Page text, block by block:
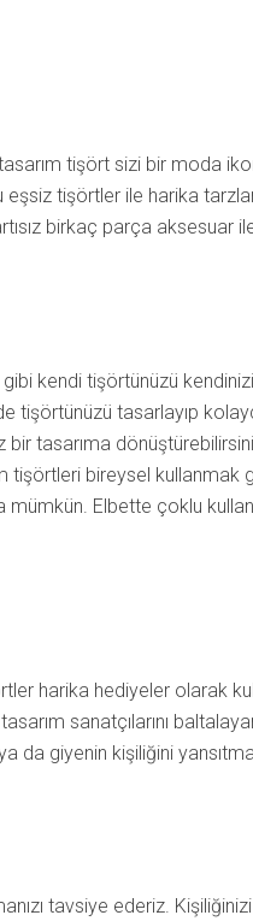
tişört sizi bir moda
eşsiz tişörtler ile harika
birkaç parça aksesuar
kendi tişörtünüzü
tişörtünüzü tasarlayıp
tasarıma
tişörtleri bireysel kullanmak
Elbette çoklu
harika hediyeler olarak
sanatçılarını
da giyenin kişiliğini
tavsiye ederiz. Kişiliğinizi